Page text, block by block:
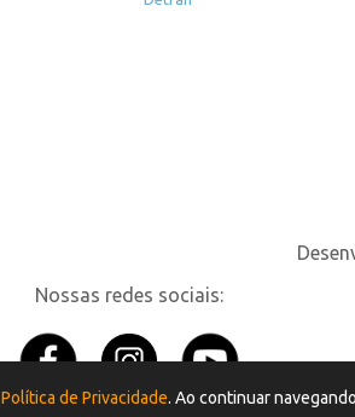
Nossas redes sociais:
Política de Privacidade. Ao continuar